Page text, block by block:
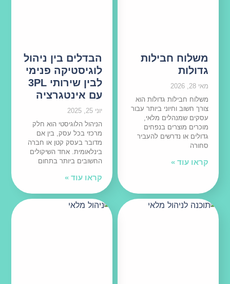
משלוח חבילות
גדולות
מאי 28, 2026
משלוח חבילות גדולות הוא
צורך חשוב וחיוני ביותר עבור
עסקים שמנהלים מלאי,
מוכרים מוצרים בנפחים
גדולים או נדרשים להעביר
סחורה
קראו עוד »
הבדלים בין ניהול
לוגיסטיקה פנימי
לבין שירותי 3PL
עם אינטגרציה
יוני 25, 2025
הניהול הלוגיסטי הוא חלק
מרכזי בכל עסק, בין אם
מדובר בעסק קטן או חברה
בינלאומית. אחד השיקולים
החשובים ביותר בתחום
קראו עוד »